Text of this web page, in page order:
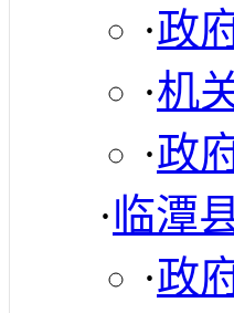
·政
·机
·政
·临潭
·政